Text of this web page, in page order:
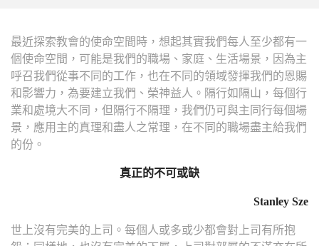
最近探索教會的使命空間時，想起其實我們每人至少都有一
個使命空間，可能是我們的職場、家庭、生活場景，因為主
呼召我們從事不同的工作，也在不同的領域發揮我們的恩賜
和影響力，為要建立我們、榮神益人。隔行如隔山，每個行
業和處境大不同，但隔行不隔理，我們仍可與主同行每個場
景，應用主的真理和盡人之常理，在不同的職場盡主給我們
的份。
真正的不可或缺
Stanley Sze
世上沒有完美的上司。每個人或多或少都會對上司有所抱